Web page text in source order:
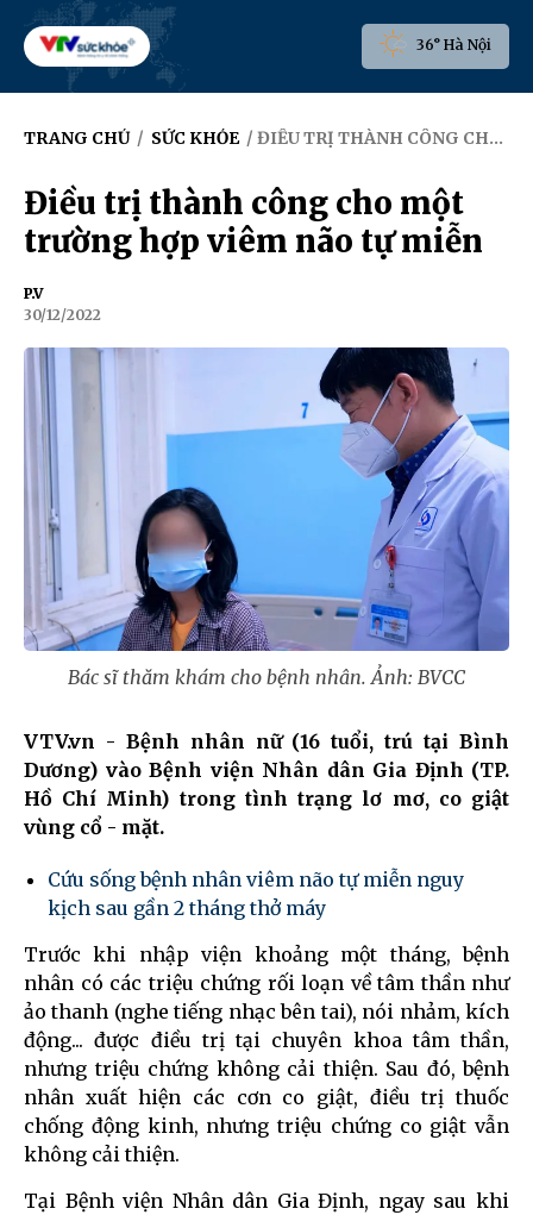
36° Hà Nội
TRANG CHỦ / SỨC KHỎE / ĐIỀU TRỊ THÀNH CÔNG CHO MỘT TRƯỜNG HỢP VIÊM NÃO TỰ MIỄN
Điều trị thành công cho một
trường hợp viêm não tự miễn
P.V
30/12/2022
Bác sĩ thăm khám cho bệnh nhân. Ảnh: BVCC
VTV.vn - Bệnh nhân nữ (16 tuổi, trú tại Bình
Dương) vào Bệnh viện Nhân dân Gia Định (TP.
Hồ Chí Minh) trong tình trạng lơ mơ, co giật
vùng cổ - mặt.
Cứu sống bệnh nhân viêm não tự miễn nguy
kịch sau gần 2 tháng thở máy
Trước khi nhập viện khoảng một tháng, bệnh
nhân có các triệu chứng rối loạn về tâm thần như
ảo thanh (nghe tiếng nhạc bên tai), nói nhảm, kích
động... được điều trị tại chuyên khoa tâm thần,
nhưng triệu chứng không cải thiện. Sau đó, bệnh
nhân xuất hiện các cơn co giật, điều trị thuốc
chống động kinh, nhưng triệu chứng co giật vẫn
không cải thiện.
Tại Bệnh viện Nhân dân Gia Định, ngay sau khi